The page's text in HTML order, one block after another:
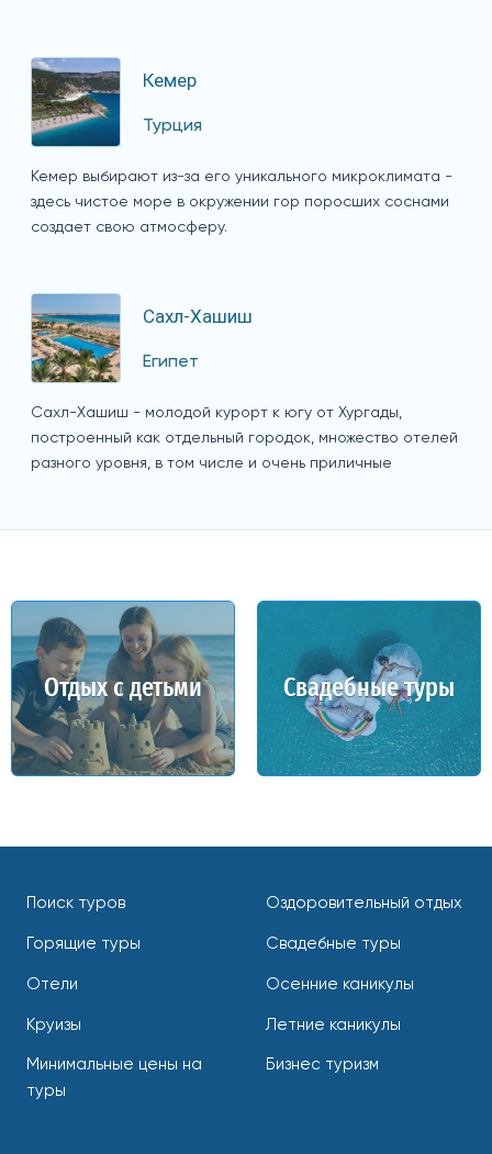
Кемер
Турция
Кемер выбирают из-за его уникального микроклимата -
здесь чистое море в окружении гор поросших соснами
создает свою атмосферу.
Сахл-Хашиш
Египет
Сахл-Хашиш - молодой курорт к югу от Хургады,
построенный как отдельный городок, множество отелей
разного уровня, в том числе и очень приличные
Отдых с детьми Свадебные туры
Поиск туров
Горящие туры
Отели
Круизы
Минимальные цены на
туры
Оздоровительный отдых
Свадебные туры
Осенние каникулы
Летние каникулы
Бизнес туризм